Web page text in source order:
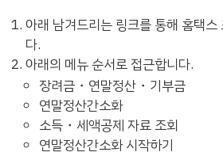
아래 남겨드리는 링크를 통해 홈택
다.
아래의 메뉴 순서로 접근합니다.
장려금・연말정산・기부금
연말정산간소화
소득・세액공제 자료 조회
연말정산간소화 시작하기